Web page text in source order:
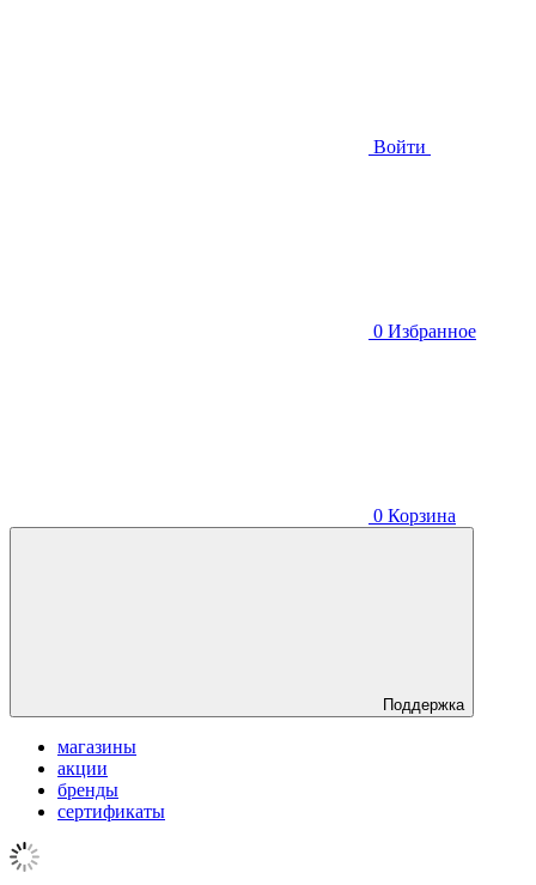
Войти
0 Избранное
0 Корзина
Поддержка
магазины
акции
бренды
сертификаты